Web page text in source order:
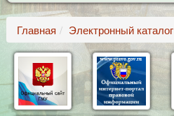
Главная Электронный каталог